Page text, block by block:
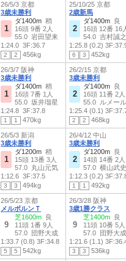
26/5/3 京都
3歳未勝利
1
ダ1400m 稍
16頭 9番 2人
55.0 岩田望来
1:24.0 3F:36.7
2 2 456kg
25/10/25 京都
2歳新馬
2
ダ1400m 良
16頭 12番 16
54.0 吉村誠之
1:25.8 (0.2)
6 3 452kg
26/3/7 阪神
3歳未勝利
1
ダ1400m 稍
16頭 7番 1人
55.0 坂井瑠星
1:24.8 3F:37.8
1 1 470kg
26/2/15 京都
3歳未勝利
2
ダ1400m 良
16頭 11番 2人
55.0 ルメール
1:25.4 (0.1)
2 2 468kg
26/5/3 新潟
3歳未勝利
1
ダ1200m 稍
15頭 13番 3人
57.0 丸山元気
1:12.6 3F:37.5
3 3 494kg
26/4/12 中山
3歳未勝利
2
ダ1200m 良
14頭 14番 2人
57.0 横山武史
1:12.3 (0.2)
1 1 492kg
26/5/23 京都
メルボルンＴ
9
芝1600m 良
11頭 1番 9人
57.0 団野大成
1:33.7 (0.8) 3F:34.8
5 5 542kg
26/3/28 阪神
3歳1勝クラス
9
芝1400m 良
11頭 10番 5人
57.0 団野大成
1:21.6 (1.1)
3 3 536kg